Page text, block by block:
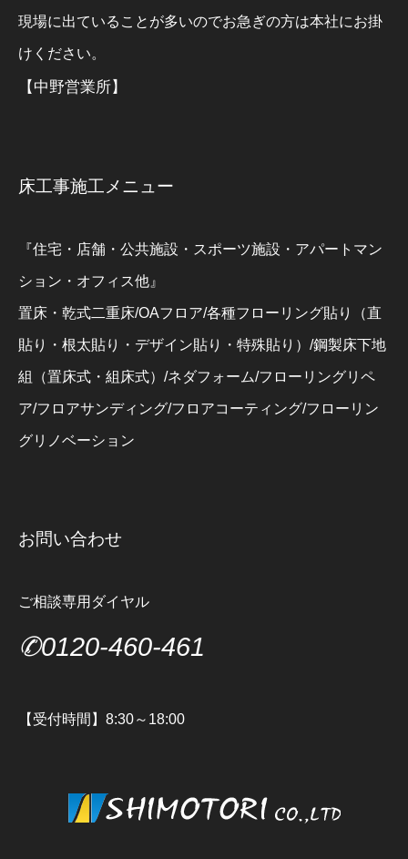
現場に出ていることが多いのでお急ぎの方は本社にお掛
けください。
【中野営業所】
床工事施工メニュー
『住宅・店舗・公共施設・スポーツ施設・アパートマン
ション・オフィス他』
置床・乾式二重床/OAフロア/各種フローリング貼り（直
貼り・根太貼り・デザイン貼り・特殊貼り）/鋼製床下地
組（置床式・組床式）/ネダフォーム/フローリングリペ
ア/フロアサンディング/フロアコーティング/フローリン
グリノベーション
お問い合わせ
ご相談専用ダイヤル
✆0120-460-461
【受付時間】8:30～18:00